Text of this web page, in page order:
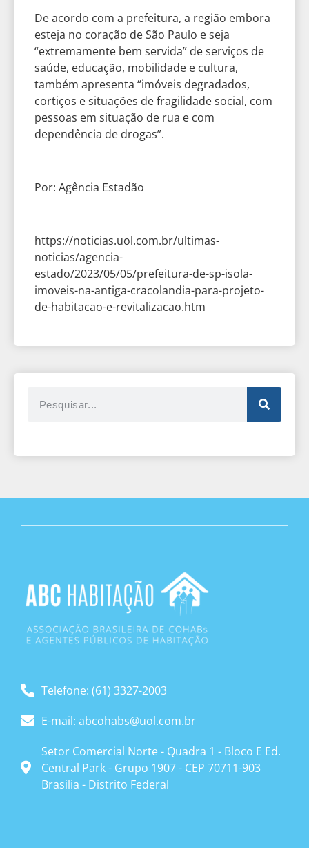
De acordo com a prefeitura, a região embora
esteja no coração de São Paulo e seja
“extremamente bem servida” de serviços de
saúde, educação, mobilidade e cultura,
também apresenta “imóveis degradados,
cortiços e situações de fragilidade social, com
pessoas em situação de rua e com
dependência de drogas”.
Por: Agência Estadão
https://noticias.uol.com.br/ultimas-
noticias/agencia-
estado/2023/05/05/prefeitura-de-sp-isola-
imoveis-na-antiga-cracolandia-para-projeto-
de-habitacao-e-revitalizacao.htm
Telefone: (61) 3327-2003
E-mail: abcohabs@uol.com.br
Setor Comercial Norte - Quadra 1 - Bloco E Ed.
Central Park - Grupo 1907 - CEP 70711-903
Brasilia - Distrito Federal